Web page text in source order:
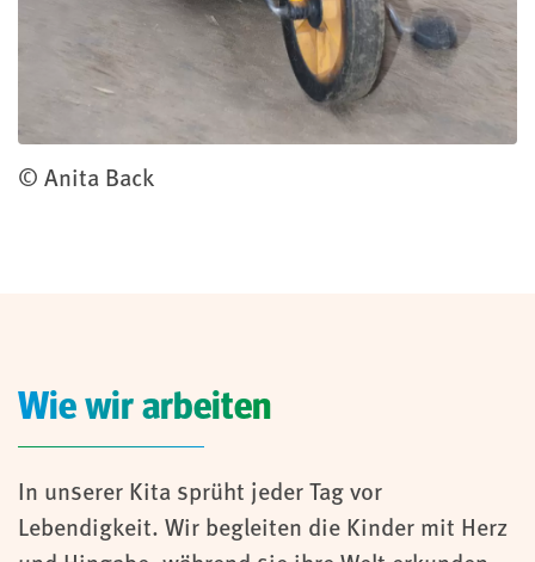
© Anita Back
Wie wir arbeiten
In unserer Kita sprüht jeder Tag vor
Lebendigkeit. Wir begleiten die Kinder mit Herz